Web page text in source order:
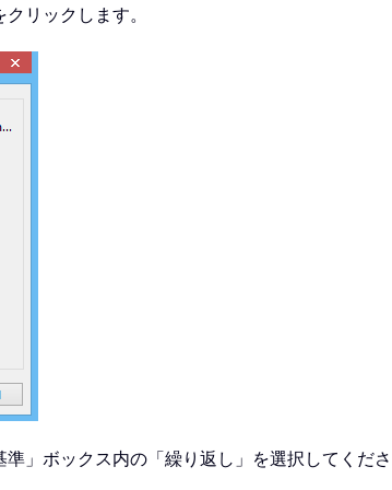
リックします。
」ボックス内の「繰り返し」を選択してくだ